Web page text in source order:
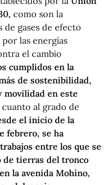
como son la
gases de efecto
las energías
el cambio
cumplidos en la
de sostenibilidad,
movilidad en este
cuanto al grado de
el inicio de la
febrero, se ha
entre los que se
tierras del tronco
la avenida Mohíno,